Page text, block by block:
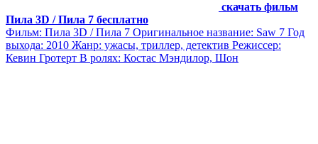
скачать фильм
Пила 3D / Пила 7 бесплатно
Фильм: Пила 3D / Пила 7 Оригинальное название: Saw 7 Год
выхода: 2010 Жанр: ужасы, триллер, детектив Режиссер:
Кевин Гротерт В ролях: Костас Мэндилор, Шон